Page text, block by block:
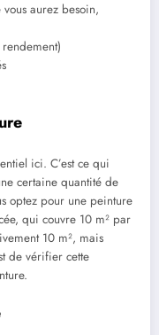
aurez besoin,
rendement)
ici. C’est ce qui
certaine quantité de
optez pour une peinture
qui couvre 10 m² par
10 m², mais
de vérifier cette